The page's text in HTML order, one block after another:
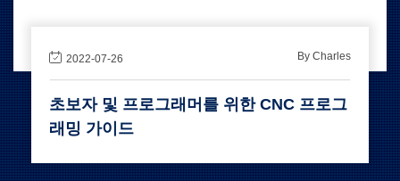
2022-07-26 By Charles
초보자 및 프로그래머를 위한 CNC 프로그
래밍 가이드